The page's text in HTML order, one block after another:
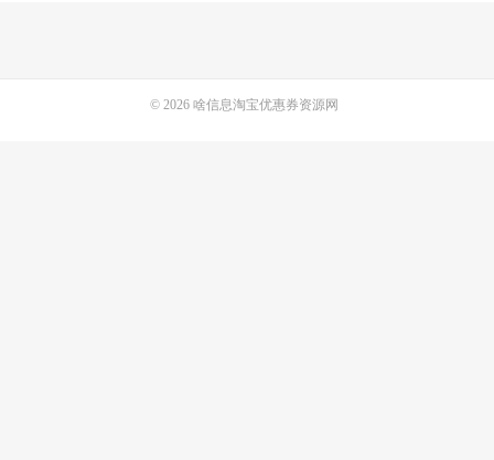
© 2026 啥信息淘宝优惠券资源网